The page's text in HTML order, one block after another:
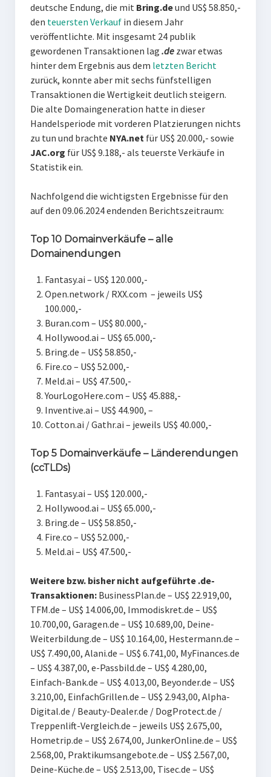
deutsche Endung, die mit Bring.deund US$ 58.850,-
den teuersten Verkaufin diesem Jahr
veröffentlichte. Mit insgesamt 24 publik
gewordenen Transaktionen lag .dezwar etwas
hinter dem Ergebnis aus dem letzten Bericht
zurück, konnte aber mit sechs fünfstelligen
Transaktionen die Wertigkeit deutlich steigern.
Die alte Domaingeneration hatte in dieser
Handelsperiode mit vorderen Platzierungen nichts
zu tun und brachte NYA.netfür US$ 20.000,- sowie
JAC.org für US$ 9.188,- als teuerste Verkäufe in
Statistik ein.
Nachfolgend die wichtigsten Ergebnisse für den
auf den 09.06.2024 endenden Berichtszeitraum:
Top 10 Domainverkäufe – alle
Domainendungen
Fantasy.ai – US$ 120.000,-
Open.network / RXX.com – jeweils US$
100.000,-
Buran.com – US$ 80.000,-
Hollywood.ai – US$ 65.000,-
Bring.de – US$ 58.850,-
Fire.co – US$ 52.000,-
Meld.ai – US$ 47.500,-
YourLogoHere.com – US$ 45.888,-
Inventive.ai – US$ 44.900, –
Cotton.ai / Gathr.ai – jeweils US$ 40.000,-
Top 5 Domainverkäufe – Länderendungen
(ccTLDs)
Fantasy.ai – US$ 120.000,-
Hollywood.ai – US$ 65.000,-
Bring.de – US$ 58.850,-
Fire.co – US$ 52.000,-
Meld.ai – US$ 47.500,-
Weitere bzw. bisher nicht aufgeführte .de-
Transaktionen: BusinessPlan.de – US$ 22.919,00,
TFM.de – US$ 14.006,00, Immodiskret.de – US$
10.700,00, Garagen.de – US$ 10.689,00, Deine-
Weiterbildung.de – US$ 10.164,00, Hestermann.de –
US$ 7.490,00, Alani.de – US$ 6.741,00, MyFinances.de
– US$ 4.387,00, e-Passbild.de – US$ 4.280,00,
Einfach-Bank.de – US$ 4.013,00, Beyonder.de – US$
3.210,00, EinfachGrillen.de – US$ 2.943,00, Alpha-
Digital.de / Beauty-Dealer.de / DogProtect.de /
Treppenlift-Vergleich.de – jeweils US$ 2.675,00,
Hometrip.de – US$ 2.674,00, JunkerOnline.de – US$
2.568,00, Praktikumsangebote.de – US$ 2.567,00,
Deine-Küche.de – US$ 2.513,00, Tisec.de – US$